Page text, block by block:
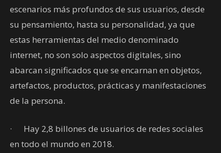
escenarios más profundos de sus usuarios, desde
su pensamiento, hasta su personalidad, ya que
estas herramientas del medio denominado
internet, no son solo aspectos digitales, sino
abarcan significados que se encarnan en objetos,
artefactos, productos, prácticas y manifestaciones
de la persona.
· Hay 2,8 billones de usuarios de redes sociales
en todo el mundo en 2018.